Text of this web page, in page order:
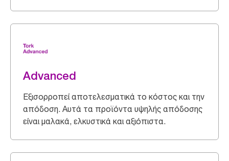
Advanced
Εξισορροπεί αποτελεσματικά το κόστος και την
απόδοση. Αυτά τα προϊόντα υψηλής απόδοσης
είναι μαλακά, ελκυστικά και αξιόπιστα.